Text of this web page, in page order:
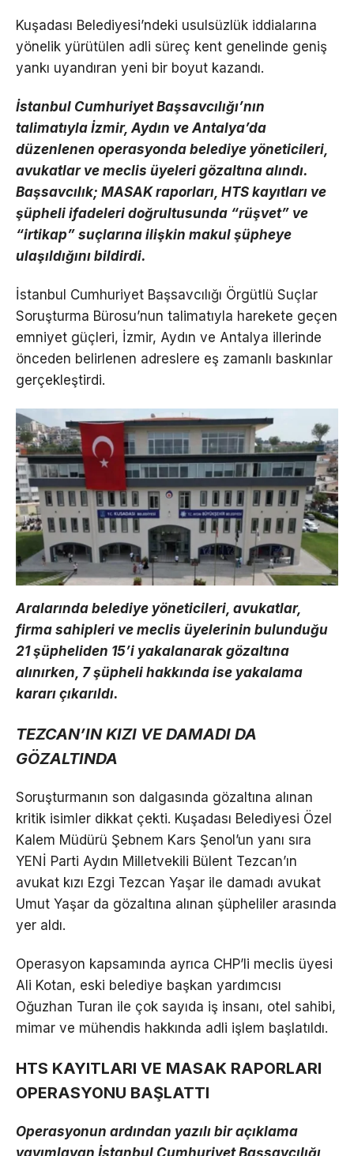
Kuşadası Belediyesi’ndeki usulsüzlük iddialarına
yönelik yürütülen adli süreç kent genelinde geniş
yankı uyandıran yeni bir boyut kazandı.
İstanbul Cumhuriyet Başsavcılığı’nın
talimatıyla İzmir, Aydın ve Antalya’da
düzenlenen operasyonda belediye yöneticileri,
avukatlar ve meclis üyeleri gözaltına alındı.
Başsavcılık; MASAK raporları, HTS kayıtları ve
şüpheli ifadeleri doğrultusunda “rüşvet” ve
“irtikap” suçlarına ilişkin makul şüpheye
ulaşıldığını bildirdi.
İstanbul Cumhuriyet Başsavcılığı Örgütlü Suçlar
Soruşturma Bürosu’nun talimatıyla harekete geçen
emniyet güçleri, İzmir, Aydın ve Antalya illerinde
önceden belirlenen adreslere eş zamanlı baskınlar
gerçekleştirdi.
Aralarında belediye yöneticileri, avukatlar,
firma sahipleri ve meclis üyelerinin bulunduğu
21 şüpheliden 15’i yakalanarak gözaltına
alınırken, 7 şüpheli hakkında ise yakalama
kararı çıkarıldı.
TEZCAN’IN KIZI VE DAMADI DA
GÖZALTINDA
Soruşturmanın son dalgasında gözaltına alınan
kritik isimler dikkat çekti. Kuşadası Belediyesi Özel
Kalem Müdürü Şebnem Kars Şenol’un yanı sıra
YENİ Parti Aydın Milletvekili Bülent Tezcan’ın
avukat kızı Ezgi Tezcan Yaşar ile damadı avukat
Umut Yaşar da gözaltına alınan şüpheliler arasında
yer aldı.
Operasyon kapsamında ayrıca CHP’li meclis üyesi
Ali Kotan, eski belediye başkan yardımcısı
Oğuzhan Turan ile çok sayıda iş insanı, otel sahibi,
mimar ve mühendis hakkında adli işlem başlatıldı.
HTS KAYITLARI VE MASAK RAPORLARI
OPERASYONU BAŞLATTI
Operasyonun ardından yazılı bir açıklama